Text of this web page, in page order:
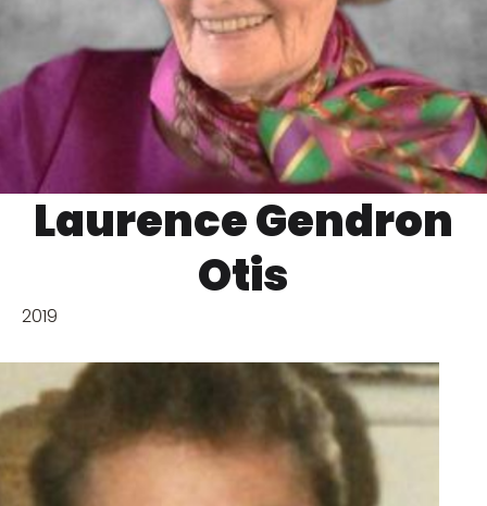
Laurence Gendron
Otis
2019